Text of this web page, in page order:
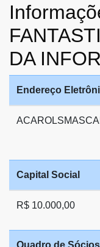
DA
Endereço
Capital Social
R$ 10.000,00
Quadro de